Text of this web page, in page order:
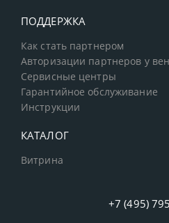
ПОДДЕРЖКА
Как стать партнером
Авторизации партнеров у
Сервисные центры
Гарантийное обслуживание
Инструкции
КАТАЛОГ
Витрина
+7 (495)